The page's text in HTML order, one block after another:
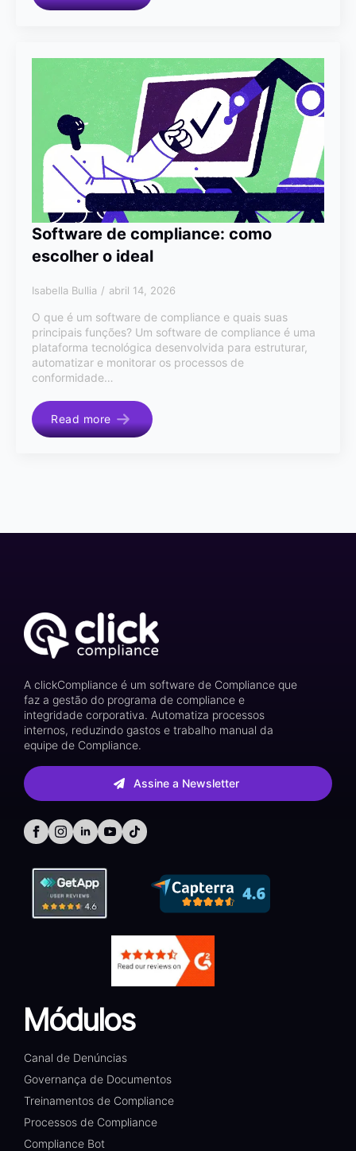
Software de compliance: como
escolher o ideal
Isabella Bullia abril 14, 2026
O que é um software de compliance e quais suas
principais funções? Um software de compliance é uma
plataforma tecnológica desenvolvida para estruturar,
automatizar e monitorar os processos de
conformidade…
Read more
A clickCompliance é um software de Compliance que
faz a gestão do programa de compliance e
integridade corporativa. Automatiza processos
internos, reduzindo gastos e trabalho manual da
equipe de Compliance.
Assine a Newsletter
Módulos
Canal de Denúncias
Governança de Documentos
Treinamentos de Compliance
Processos de Compliance
Compliance Bot